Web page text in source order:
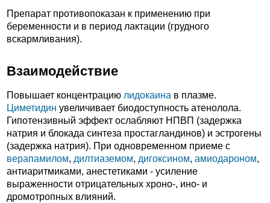
Препарат противопоказан к применению при
беременности и в период лактации (грудного
вскармливания).
Взаимодействие
Повышает концентрацию лидокаина в плазме.
Циметидин увеличивает биодоступность атенолола.
Гипотензивный эффект ослабляют НПВП (задержка
натрия и блокада синтеза простагландинов) и эстрогены
(задержка натрия). При одновременном приеме с
верапамилом, дилтиаземом, дигоксином, амиодароном,
антиаритмиками, анестетиками - усиление
выраженности отрицательных хроно-, ино- и
дромотропных влияний.